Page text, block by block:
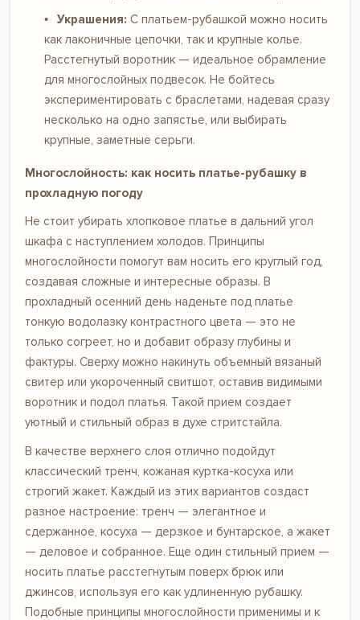
Украшения: С платьем-рубашкой можно носить
как лаконичные цепочки, так и крупные колье.
Расстегнутый воротник — идеальное обрамление
для многослойных подвесок. Не бойтесь
экспериментировать с браслетами, надевая сразу
несколько на одно запястье, или выбирать
крупные, заметные серьги.
Многослойность: как носить платье-рубашку в
прохладную погоду
Не стоит убирать хлопковое платье в дальний угол
шкафа с наступлением холодов. Принципы
многослойности помогут вам носить его круглый год,
создавая сложные и интересные образы. В
прохладный осенний день наденьте под платье
тонкую водолазку контрастного цвета — это не
только согреет, но и добавит образу глубины и
фактуры. Сверху можно накинуть объемный вязаный
свитер или укороченный свитшот, оставив видимыми
воротник и подол платья. Такой прием создает
уютный и стильный образ в духе стритстайла.
В качестве верхнего слоя отлично подойдут
классический тренч, кожаная куртка-косуха или
строгий жакет. Каждый из этих вариантов создаст
разное настроение: тренч — элегантное и
сдержанное, косуха — дерзкое и бунтарское, а жакет
— деловое и собранное. Еще один стильный прием —
носить платье расстегнутым поверх брюк или
джинсов, используя его как удлиненную рубашку.
Подобные принципы многослойности применимы и к